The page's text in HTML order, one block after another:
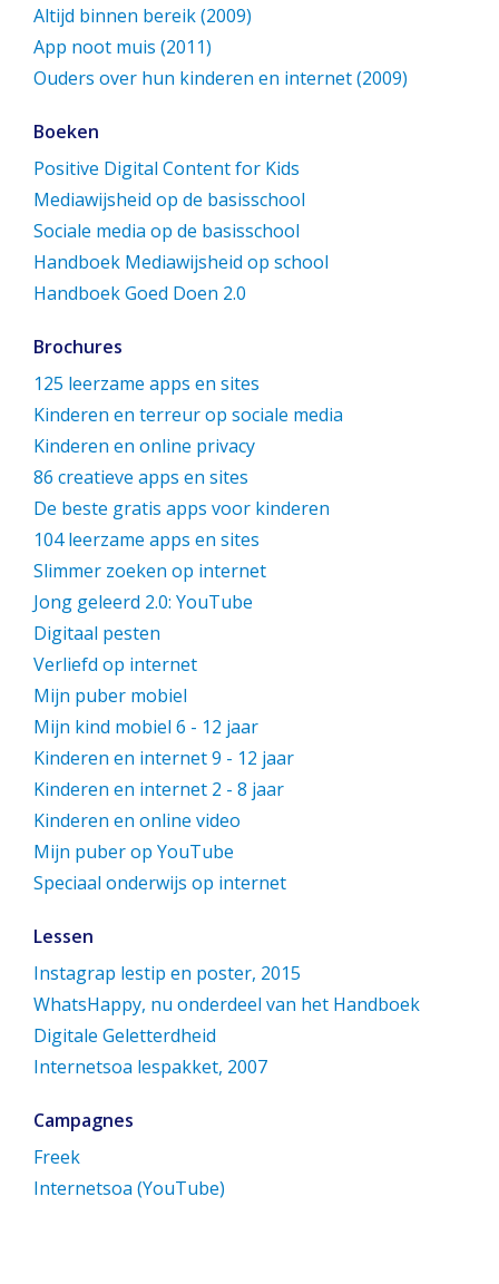
Altijd binnen bereik (2009)
App noot muis (2011)
Ouders over hun kinderen en internet (2009)
Boeken
Positive Digital Content for Kids
Mediawijsheid op de basisschool
Sociale media op de basisschool
Handboek Mediawijsheid op school
Handboek Goed Doen 2.0
Brochures
125 leerzame apps en sites
Kinderen en terreur op sociale media
Kinderen en online privacy
86 creatieve apps en sites
De beste gratis apps voor kinderen
104 leerzame apps en sites
Slimmer zoeken op internet
Jong geleerd 2.0: YouTube
Digitaal pesten
Verliefd op internet
Mijn puber mobiel
Mijn kind mobiel 6 - 12 jaar
Kinderen en internet 9 - 12 jaar
Kinderen en internet 2 - 8 jaar
Kinderen en online video
Mijn puber op YouTube
Speciaal onderwijs op internet
Lessen
Instagrap lestip en poster, 2015
WhatsHappy, nu onderdeel van het Handboek
Digitale Geletterdheid
Internetsoa lespakket, 2007
Campagnes
Freek
Internetsoa (YouTube)